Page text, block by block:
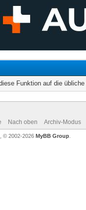
Funktion auf die
Nach oben Archiv-Modus
, © 2002-2026 MyBB Group